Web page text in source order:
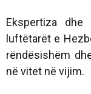
Ekspertiza
luftëtarët e
rëndësishëm
në vitet në vijim.